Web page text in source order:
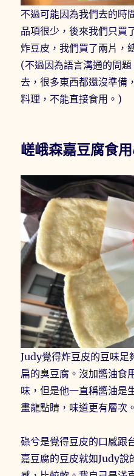
不過可能因為我們去的時
品項很少，後來我們只買
炸豆皮，我們買了兩片，
(不過因為語言溝通的問
去，很多東西都還沒準備
料理，不能直接食用。)
嵯峨森嘉豆腐食
Judy覺得炸豆皮的豆味足
扁的臭豆腐。沒加醬油食
味，但是他一直稱醬油是
畫龍點睛，味道更有層次。
碌兮是覺得豆皮的口感跟
嘉豆腐的豆皮就如Judy說